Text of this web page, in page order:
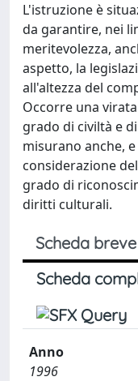
L'istruzione è
da garantire, nei
meritevolezza,
aspetto, la
all'altezza del
Occorre una
grado di civiltà e
misurano anche,
considerazione
grado di
diritti culturali.
Scheda breve
Scheda
Anno
1996